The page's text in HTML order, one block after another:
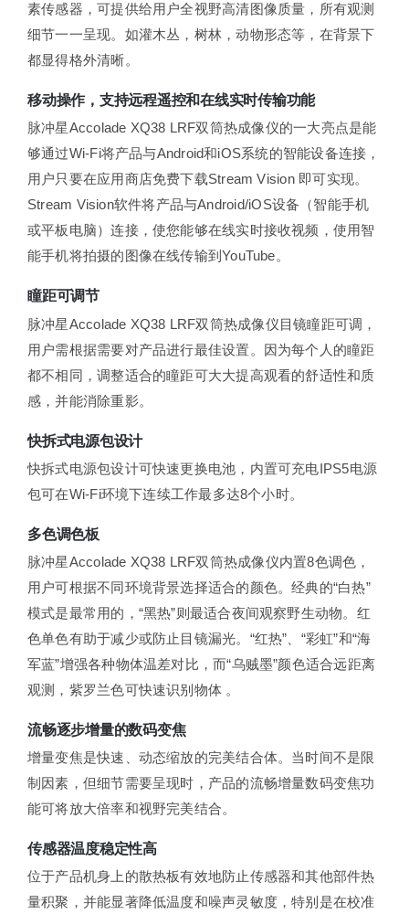
素传感器，可提供给用户全视野高清图像质量，所有观测
细节一一呈现。如灌木丛，树林，动物形态等，在背景下
都显得格外清晰。
移动操作，支持远程遥控和在线实时传输功能
脉冲星Accolade XQ38 LRF双筒热成像仪的一大亮点是能
够通过Wi-Fi将产品与Android和iOS系统的智能设备连接，
用户只要在应用商店免费下载Stream Vision 即可实现。
Stream Vision软件将产品与Android/iOS设备（智能手机
或平板电脑）连接，使您能够在线实时接收视频，使用智
能手机将拍摄的图像在线传输到YouTube。
瞳距可调节
脉冲星Accolade XQ38 LRF双筒热成像仪目镜瞳距可调，
用户需根据需要对产品进行最佳设置。因为每个人的瞳距
都不相同，调整适合的瞳距可大大提高观看的舒适性和质
感，并能消除重影。
快拆式电源包设计
快拆式电源包设计可快速更换电池，内置可充电IPS5电源
包可在Wi-Fi环境下连续工作最多达8个小时。
多色调色板
脉冲星Accolade XQ38 LRF双筒热成像仪内置8色调色，
用户可根据不同环境背景选择适合的颜色。经典的“白热”
模式是最常用的，“黑热”则最适合夜间观察野生动物。红
色单色有助于减少或防止目镜漏光。“红热”、“彩虹”和“海
军蓝”增强各种物体温差对比，而“乌贼墨”颜色适合远距离
观测，紫罗兰色可快速识别物体 。
流畅逐步增量的数码变焦
增量变焦是快速、动态缩放的完美结合体。当时间不是限
制因素，但细节需要呈现时，产品的流畅增量数码变焦功
能可将放大倍率和视野完美结合。
传感器温度稳定性高
位于产品机身上的散热板有效地防止传感器和其他部件热
量积聚，并能显著降低温度和噪声灵敏度，特别是在校准